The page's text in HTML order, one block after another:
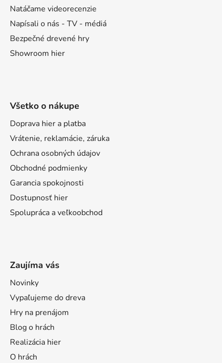
Natáčame videorecenzie
Napísali o nás - TV - médiá
Bezpečné drevené hry
Showroom hier
Všetko o nákupe
Doprava hier a platba
Vrátenie, reklamácie, záruka
Ochrana osobných údajov
Obchodné podmienky
Garancia spokojnosti
Dostupnosť hier
Spolupráca a veľkoobchod
Zaujíma vás
Novinky
Vypaľujeme do dreva
Hry na prenájom
Blog o hrách
Realizácia hier
O hrách